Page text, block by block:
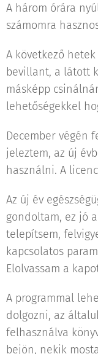
A három órára
számomra
A következő
bevillant, a látott
másképp
lehetőségekkel
December végén
jeleztem, az új
használni. A
Az új év
gondoltam, ez jó
telepítsem,
kapcsolatos
Elolvassam a
A programmal
dolgozni, az
felhasználva
bejön, nekik